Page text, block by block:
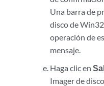
Una barra de
disco de
operación de
mensaje.
Haga clic en
Imager de